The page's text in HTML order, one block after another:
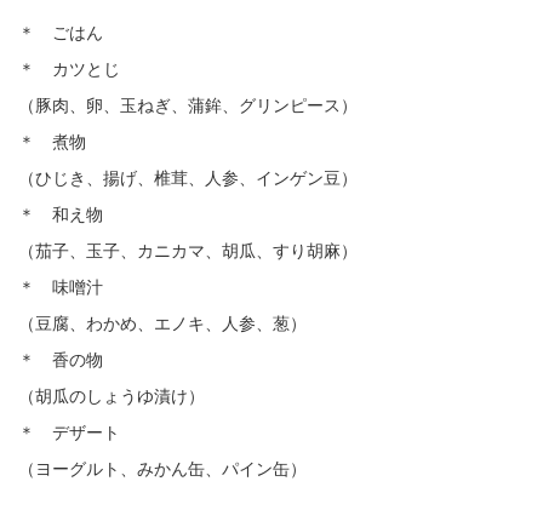
＊ ごはん
＊ カツとじ
（豚肉、卵、玉ねぎ、蒲鉾、グリンピース）
＊ 煮物
（ひじき、揚げ、椎茸、人参、インゲン豆）
＊ 和え物
（茄子、玉子、カニカマ、胡瓜、すり胡麻）
＊ 味噌汁
（豆腐、わかめ、エノキ、人参、葱）
＊ 香の物
（胡瓜のしょうゆ漬け）
＊ デザート
（ヨーグルト、みかん缶、パイン缶）